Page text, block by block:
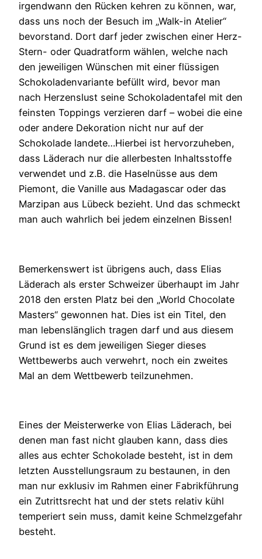
irgendwann den Rücken kehren zu können, war,
dass uns noch der Besuch im „Walk-in Atelier“
bevorstand. Dort darf jeder zwischen einer Herz-
Stern- oder Quadratform wählen, welche nach
den jeweiligen Wünschen mit einer flüssigen
Schokoladenvariante befüllt wird, bevor man
nach Herzenslust seine Schokoladentafel mit den
feinsten Toppings verzieren darf – wobei die eine
oder andere Dekoration nicht nur auf der
Schokolade landete…Hierbei ist hervorzuheben,
dass Läderach nur die allerbesten Inhaltsstoffe
verwendet und z.B. die Haselnüsse aus dem
Piemont, die Vanille aus Madagascar oder das
Marzipan aus Lübeck bezieht. Und das schmeckt
man auch wahrlich bei jedem einzelnen Bissen!
Bemerkenswert ist übrigens auch, dass Elias
Läderach als erster Schweizer überhaupt im Jahr
2018 den ersten Platz bei den „World Chocolate
Masters“ gewonnen hat. Dies ist ein Titel, den
man lebenslänglich tragen darf und aus diesem
Grund ist es dem jeweiligen Sieger dieses
Wettbewerbs auch verwehrt, noch ein zweites
Mal an dem Wettbewerb teilzunehmen.
Eines der Meisterwerke von Elias Läderach, bei
denen man fast nicht glauben kann, dass dies
alles aus echter Schokolade besteht, ist in dem
letzten Ausstellungsraum zu bestaunen, in den
man nur exklusiv im Rahmen einer Fabrikführung
ein Zutrittsrecht hat und der stets relativ kühl
temperiert sein muss, damit keine Schmelzgefahr
besteht.